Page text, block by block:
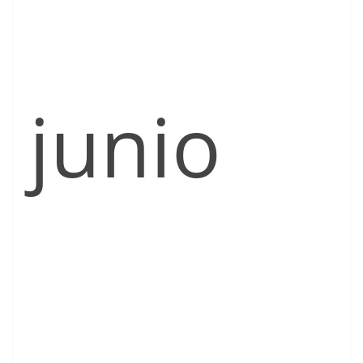
junio